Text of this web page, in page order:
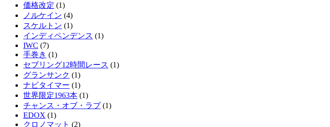
価格改定 (1)
ノルケイン (4)
スケルトン (1)
インディペンデンス (1)
IWC (7)
手巻き (1)
セブリング12時間レース (1)
グランサンク (1)
ナビタイマー (1)
世界限定1963本 (1)
チャンス・オブ・ラブ (1)
EDOX (1)
クロノマット (2)